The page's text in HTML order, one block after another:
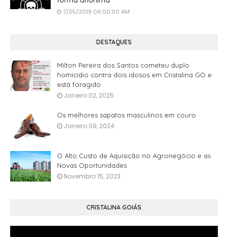
7/25/2019 06:00:00 AM
DESTAQUES
Milton Pereira dos Santos cometeu duplo
homicídio contra dois idosos em Cristalina GO e
está foragido
Janeiro 02, 2025
Os melhores sapatos masculinos em couro
Janeiro 09, 2024
O Alto Custo de Aquisição no Agronegócio e as
Novas Oportunidades
Novembro 15, 2023
CRISTALINA GOIÁS